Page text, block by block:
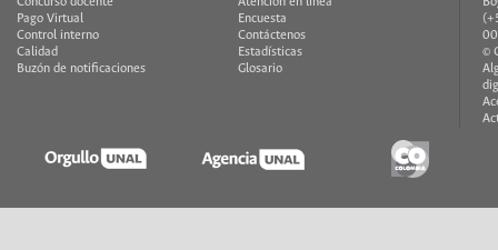
Pago Virtual
Control interno
Calidad
Buzón de notificaciones
Encuesta
Contáctenos
Estadísticas
Glosario
©